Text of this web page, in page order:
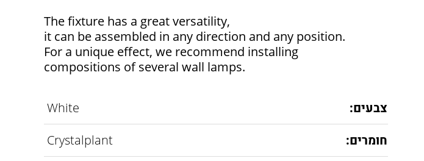
The fixture has a great versatility,
it can be assembled in any direction and any position.
For a unique effect, we recommend installing
compositions of several wall lamps.
צבעים:
White
חומרים:
Crystalplant